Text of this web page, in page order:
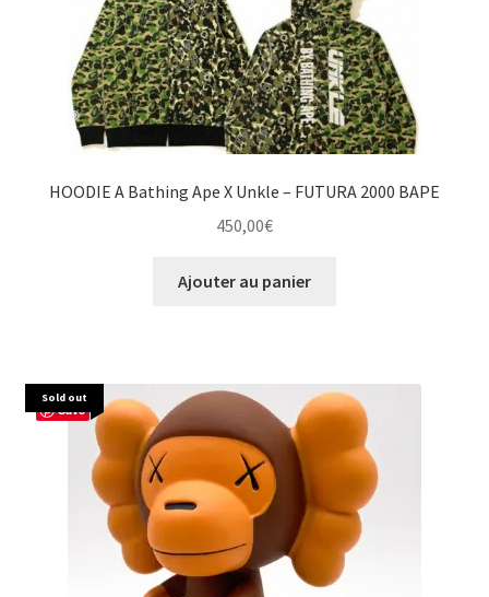
HOODIE A Bathing Ape X Unkle – FUTURA 2000 BAPE
450,00€
Ajouter au panier
Sold out
Save